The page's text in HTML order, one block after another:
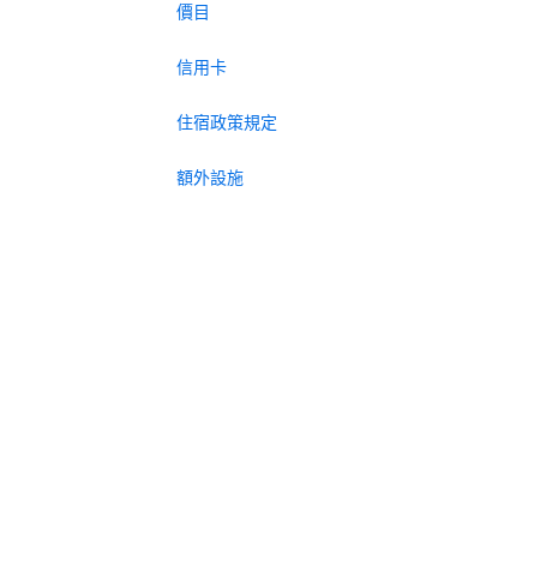
價目
信用卡
住宿政策規定
額外設施